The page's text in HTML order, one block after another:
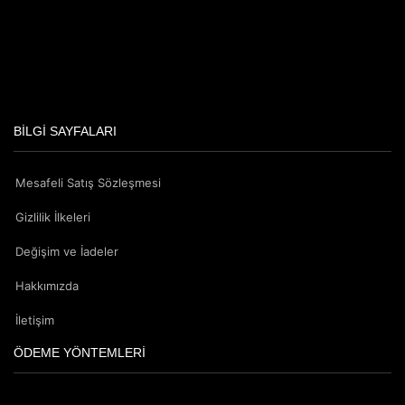
BILGI SAYFALARI
Mesafeli Satış Sözleşmesi
Gizlilik İlkeleri
Değişim ve İadeler
Hakkımızda
İletişim
ÖDEME YÖNTEMLERI